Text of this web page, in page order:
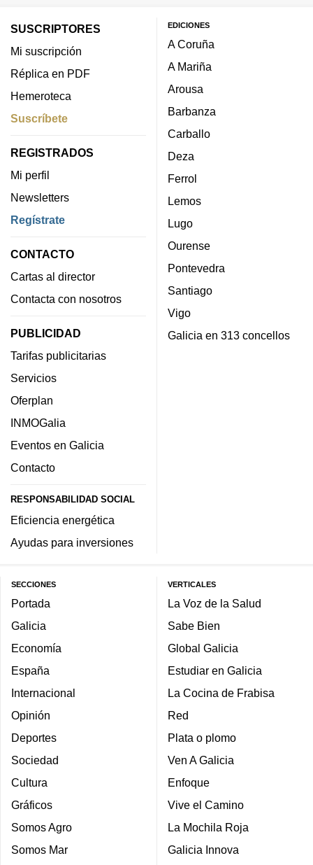
SUSCRIPTORES
Mi suscripción
Réplica en PDF
Hemeroteca
Suscríbete
REGISTRADOS
Mi perfil
Newsletters
Regístrate
CONTACTO
Cartas al director
Contacta con nosotros
PUBLICIDAD
Tarifas publicitarias
Servicios
Oferplan
INMOGalia
Eventos en Galicia
Contacto
RESPONSABILIDAD SOCIAL
Eficiencia energética
Ayudas para inversiones
EDICIONES
A Coruña
A Mariña
Arousa
Barbanza
Carballo
Deza
Ferrol
Lemos
Lugo
Ourense
Pontevedra
Santiago
Vigo
Galicia en 313 concellos
SECCIONES
Portada
Galicia
Economía
España
Internacional
Opinión
Deportes
Sociedad
Cultura
Gráficos
Somos Agro
Somos Mar
VERTICALES
La Voz de la Salud
Sabe Bien
Global Galicia
Estudiar en Galicia
La Cocina de Frabisa
Red
Plata o plomo
Ven A Galicia
Enfoque
Vive el Camino
La Mochila Roja
Galicia Innova